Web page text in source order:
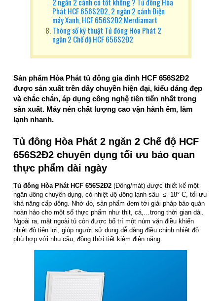
Phát HCF 656S2Đ2, 2 ngăn 2 cánh Điện
máy Xanh, HCF 656S2Đ2 Merdiamart
Thông số kỹ thuật Tủ đông Hòa Phát 2
ngăn 2 Chế độ HCF 656S2Đ2
Sản phẩm Hòa Phát tủ đông gia đình HCF 656S2Đ2
được sản xuất trên dây chuyền hiện đại, kiểu dáng đẹp
và chắc chắn, áp dụng công nghệ tiên tiến nhất trong
sản xuất. Máy nén chất lượng cao vận hành êm, làm
lạnh nhanh.
Tủ đông Hòa Phát 2 ngăn 2 Chế độ HCF
656S2Đ2 chuyên dụng tối ưu bảo quan
thực phẩm dài ngày
Tủ đông Hòa Phát HCF 656S2Đ2 (Đông/mát) được thiết kế một
ngăn đông chuyên dụng, có nhiệt độ đông lạnh sâu ≤ -18° C, tối ưu
khả năng cấp đông. Nhờ đó, sản phẩm đem tới giải pháp bảo quản
hoàn hảo cho một số thực phẩm như thịt, cá,…trong thời gian dài.
Ngoài ra, mặt ngoài tủ còn được bố trí một núm vặn điều khiển
nhiệt độ tiện lợi, giúp người sử dụng dễ dàng điều chỉnh nhiệt độ
phù hợp với nhu cầu, đồng thời tiết kiệm điện năng.